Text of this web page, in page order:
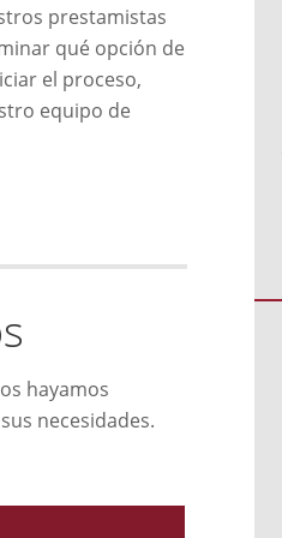
prestamistas
qué opción de
el proceso,
equipo de
hayamos
necesidades.